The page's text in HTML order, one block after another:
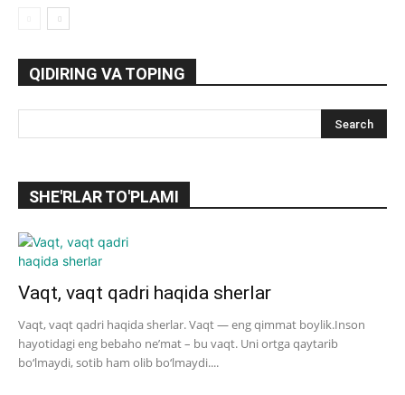
QIDIRING VA TOPING
SHE'RLAR TO'PLAMI
Vaqt, vaqt qadri haqida sherlar
Vaqt, vaqt qadri haqida sherlar. Vaqt — eng qimmat boylik.Inson
hayotidagi eng bebaho ne’mat – bu vaqt. Uni ortga qaytarib
bo‘lmaydi, sotib ham olib bo‘lmaydi....